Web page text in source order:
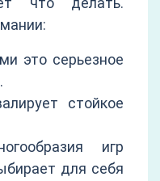
это серьезное
стойкое
игр
для себя